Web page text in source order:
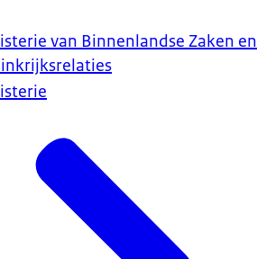
van Binnenlandse Zaken en